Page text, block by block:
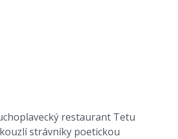
restaurant Tetu
strávníky poetickou